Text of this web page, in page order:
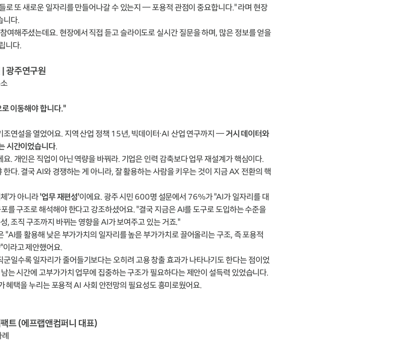
로 또 새로운 일자리를 만들어나갈 수 있는지 — 포용적 관점이 중요합니다." 라며 현장
니다.
여해주셨는데요. 현장에서 직접 듣고 슬라이도로 실시간 질문을 하며, 많은 정보를 얻을
니다.
광주연구원
이동해야 합니다."
조연설을 열었어요. 지역 산업 정책 15년, 빅데이터·AI 산업 연구까지 —거시 데이터와
시간이었습니다.
. 개인은 직업이 아닌 역량을 바꿔라. 기업은 인력 감축보다 업무 재설계가 핵심이다.
다. 결국 AI와 경쟁하는 게 아니라, 잘 활용하는 사람을 키우는 것이 지금 AX 전환의 핵
'가 아니라'업무 재편성'이에요. 광주 시민 600명 설문에서 76%가 "AI가 일자리를 대
를 구조로 해석해야 한다고 강조하셨어요. "결국 지금은 AI를 도구로 도입하는 수준을
, 조직 구조까지 바뀌는 영향을 AI가 보여주고 있는 거죠."
"AI를 활용해 낮은 부가가치의 일자리를 높은 부가가치로 끌어올리는 구조, 즉 포용적
라고 제안했어요.
일수록 일자리가 줄어들기보다는 오히려 고용 창출 효과가 나타나기도 한다는 점이었
는 시간에 고부가가치 업무에 집중하는 구조가 필요하다는 제안이 설득력 있었습니다.
혜택을 누리는 포용적 AI 사회 안전망의 필요성도 흥미로웠어요.
트 (에프랩앤컴퍼니 대표)